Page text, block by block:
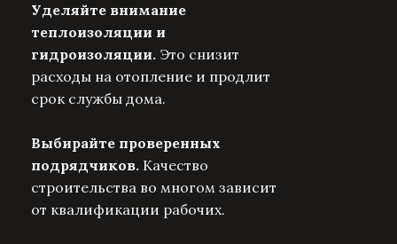
Уделяйте внимание
теплоизоляции и
гидроизоляции. Это снизит
расходы на отопление и продлит
срок службы дома.
Выбирайте проверенных
подрядчиков. Качество
строительства во многом зависит
от квалификации рабочих.